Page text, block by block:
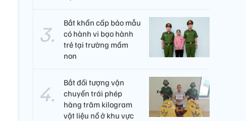
Bắt khẩn cấp bảo mẫu
có hành vi bạo hành
trẻ tại trường mầm
non
Bắt đối tượng vận
chuyển trái phép
hàng trăm kilogram
vật liệu nổ ở khu vực